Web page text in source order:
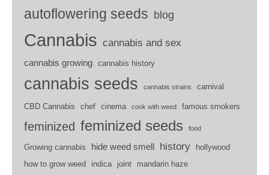
autoflowering seeds blog
Cannabis cannabis and sex
cannabis growing cannabis history
cannabis seeds cannabis strains carnival
CBD Cannabis chef cinema cook with weed famous smokers
feminized feminized seeds food
Growing cannabis hide weed smell history
hollywood
how to grow weed
indica joint mandarin haze